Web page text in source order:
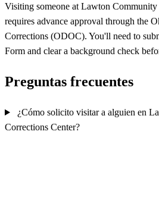
Visiting someone at Lawton
requires advance approval through the
Corrections (ODOC). You'll need to
Form and clear a background check
Preguntas frecuentes
¿Cómo solicito visitar a alguien en
Corrections Center?